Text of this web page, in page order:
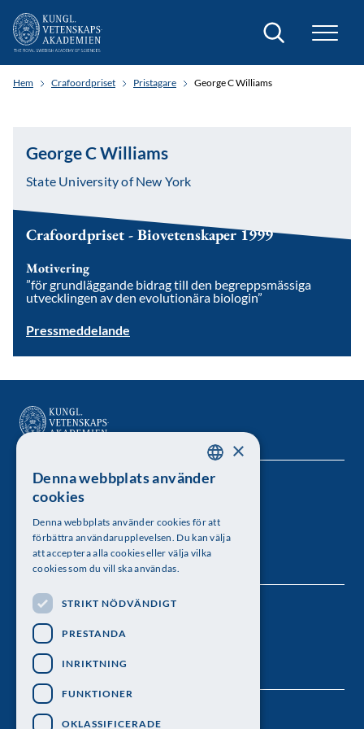
Sök
Hem Crafoordpriset Pristagare George C Williams
George C Williams
State University of New York
Crafoordpriset - Biovetenskaper 1999
Motivering
”för grundläggande bidrag till den begreppsmässiga
utvecklingen av den evolutionära biologin”
Pressmeddelande
Kungl. Vetenskapsakademien
Besöksadress: Lilla Frescativägen 4A
Telefon: 08-673 95 00
Följ oss
SWEDISH
×
Denna webbplats använder
cookies
Denna webbplats använder cookies för att
förbättra användarupplevelsen. Du kan välja
att acceptera alla cookies eller välja vilka
cookies som du vill ska användas.
STRIKT NÖDVÄNDIGT
PRESTANDA
INRIKTNING
FUNKTIONER
OKLASSIFICERADE